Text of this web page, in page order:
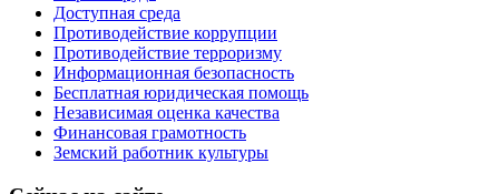
Доступная среда
Противодействие коррупции
Противодействие терроризму
Информационная безопасность
Бесплатная юридическая помощь
Независимая оценка качества
Финансовая грамотность
Земский работник культуры